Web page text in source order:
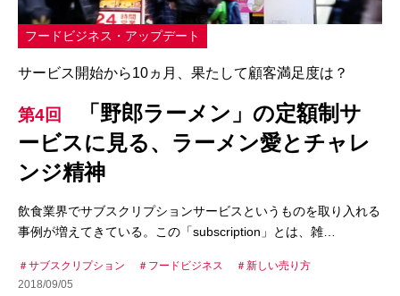
フードビジネス・アップデート
サービス開始から10ヵ月、果たして顧客満足度は？
第4回
「野郎ラーメン」の定額制サ
ービスに見る、ラーメン愛とチャレ
ンジ精神
飲食業界でサブスクリプションサービスというものを取り入れる
事例が増えてきている。この「subscription」とは、雑…
サブスクリプション フードビジネス
新しい売り方
2018/09/05